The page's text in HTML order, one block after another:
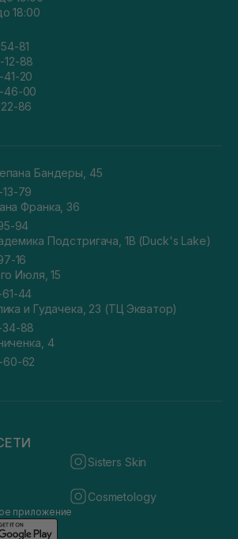
18:00
81
88
20
46-00
86
Бандеры, 45
79
Франка, 36
94
Подстригача, 1В (Duck's Lake)
16
Июля, 15
44
и Гудачека, 23 (ТЦ Экватор)
88
4
60-62
Sisters Skin
Cosmetology
приложение